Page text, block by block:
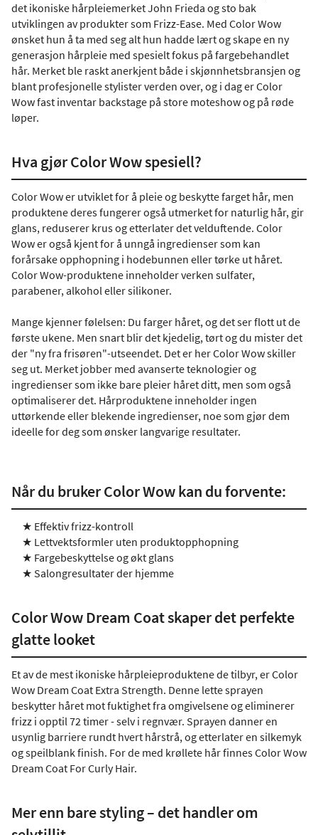
det ikoniske hårpleiemerket John Frieda og sto bak
utviklingen av produkter som Frizz-Ease. Med Color Wow
ønsket hun å ta med seg alt hun hadde lært og skape en ny
generasjon hårpleie med spesielt fokus på fargebehandlet
hår. Merket ble raskt anerkjent både i skjønnhetsbransjen og
blant profesjonelle stylister verden over, og i dag er Color
Wow fast inventar backstage på store moteshow og på røde
løper.
Hva gjør Color Wow spesiell?
Color Wow er utviklet for å pleie og beskytte farget hår, men
produktene deres fungerer også utmerket for naturlig hår, gir
glans, reduserer krus og etterlater det velduftende. Color
Wow er også kjent for å unngå ingredienser som kan
forårsake opphopning i hodebunnen eller tørke ut håret.
Color Wow-produktene inneholder verken sulfater,
parabener, alkohol eller silikoner.
Mange kjenner følelsen: Du farger håret, og det ser flott ut de
første ukene. Men snart blir det kjedelig, tørt og du mister det
der "ny fra frisøren"-utseendet. Det er her Color Wow skiller
seg ut. Merket jobber med avanserte teknologier og
ingredienser som ikke bare pleier håret ditt, men som også
optimaliserer det. Hårproduktene inneholder ingen
uttørkende eller blekende ingredienser, noe som gjør dem
ideelle for deg som ønsker langvarige resultater.
Når du bruker Color Wow kan du forvente:
★ Effektiv frizz-kontroll
★ Lettvektsformler uten produktopphopning
★ Fargebeskyttelse og økt glans
★ Salongresultater der hjemme
Color Wow Dream Coat skaper det perfekte
glatte looket
Et av de mest ikoniske hårpleieproduktene de tilbyr, er Color
Wow Dream Coat Extra Strength. Denne lette sprayen
beskytter håret mot fuktighet fra omgivelsene og eliminerer
frizz i opptil 72 timer - selv i regnvær. Sprayen danner en
usynlig barriere rundt hvert hårstrå, og etterlater en silkemyk
og speilblank finish. For de med krøllete hår finnes Color Wow
Dream Coat For Curly Hair.
Mer enn bare styling – det handler om